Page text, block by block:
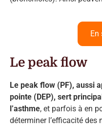
En
Le peak flow
Le peak flow (PF), aussi
pointe (DEP), sert
l’asthme, et parfois à en
déterminer l’efficacité